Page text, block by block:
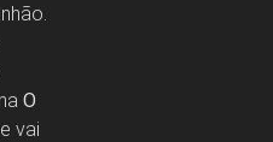
O
vai